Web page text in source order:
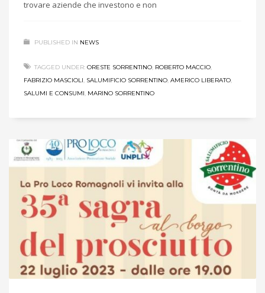
trovare aziende che investono e non
PUBLISHED IN NEWS
TAGGED UNDER: ORESTE SORRENTINO, ROBERTO MACCIO,
FABRIZIO MASCIOLI, SALUMIFICIO SORRENTINO, AMERICO LIBERATO,
SALUMI E CONSUMI, MARINO SORRENTINO